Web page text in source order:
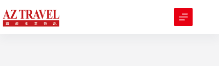
至
主